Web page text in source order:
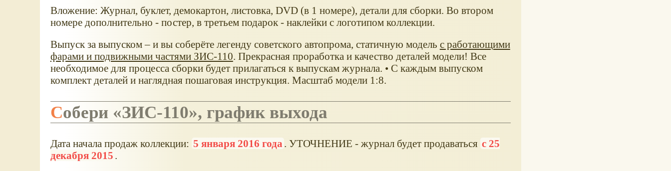
Вложение: Журнал, буклет, демокартон, листовка, DVD (в 1 номере), детали для сборки. Во втором
номере дополнительно - постер, в третьем подарок - наклейки с логотипом коллекции.
Выпуск за выпуском – и вы соберёте легенду советского автопрома, статичную модель с работающими
фарами и подвижными частями ЗИС-110. Прекрасная проработка и качество деталей модели! Все
необходимое для процесса сборки будет прилагаться к выпускам журнала. • С каждым выпуском
комплект деталей и наглядная пошаговая инструкция. Масштаб модели 1:8.
Собери «ЗИС-110», график выхода
Дата начала продаж коллекции: 5 января 2016 года . УТОЧНЕНИЕ - журнал будет продаваться с 25
декабря 2015 .